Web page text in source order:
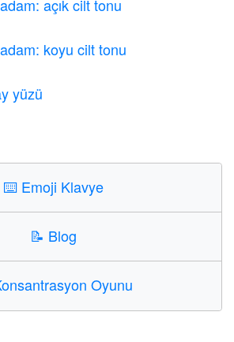
açık cilt tonu
koyu cilt tonu
yüzü
⌨️ Emoji Klavye
📝 Blog
Oyunu